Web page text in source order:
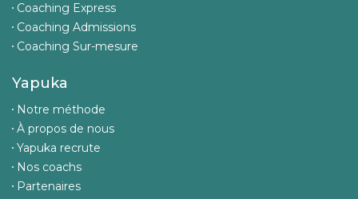
Coaching Express
Coaching Admissions
Coaching Sur-mesure
Yapuka
Notre méthode
À propos de nous
Yapuka recrute
Nos coachs
Partenaires